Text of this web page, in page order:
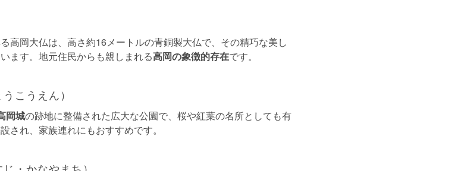
高岡大仏は、高さ約16メートルの青銅製大仏で、その精巧な美し
ます。地元住民からも親しまれる高岡の象徴的存在です。
こうえん）
岡城の跡地に整備された広大な公園で、桜や紅葉の名所としても有
され、家族連れにもおすすめです。